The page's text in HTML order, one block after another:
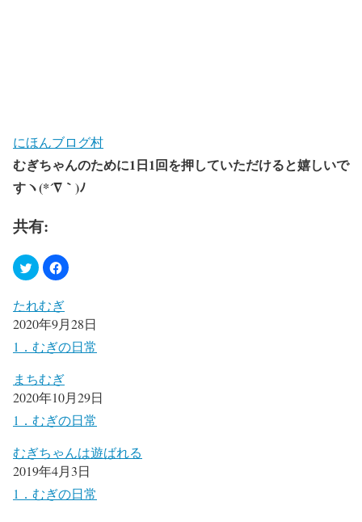
にほんブログ村
むぎちゃんのために1日1回を押していただけると嬉しいで
すヽ(*´∇ ｀ )ﾉ
共有:
たれむぎ
2020年9月28日
1．むぎの日常
まちむぎ
2020年10月29日
1．むぎの日常
むぎちゃんは遊ばれる
2019年4月3日
1．むぎの日常